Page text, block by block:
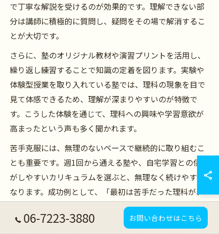
で丁寧な解説を受けるのが効果的です。理解できない部
分は講師に積極的に質問し、疑問をその場で解消するこ
とが大切です。
さらに、塾のオリジナル教材や演習プリントを活用し、
繰り返し練習することで知識の定着を図ります。実験や
体験型授業を取り入れている塾では、理科の現象を目で
見て体感できるため、理解が深まりやすいのが特徴で
す。こうした体験を通じて、理科への興味や学習意欲が
高まったという声も多く聞かれます。
苦手克服には、無理のないペースで継続的に取り組むこ
とも重要です。週1回から通える塾や、自宅学習との併用
がしやすいカリキュラムを選ぶと、無理なく続けやすく
なります。成功例として、「最初は苦手だった理科が、
塾のサポートで得意科目になった」という体験談もあり
ます。06-7223-3880 お問い合わせはこちら